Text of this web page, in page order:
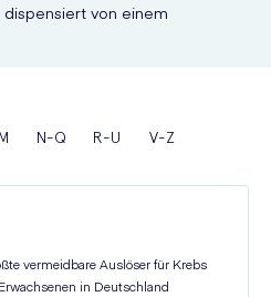
von einem
N-Q R-U V-Z
vermeidbare Auslöser für Krebs
in Deutschland